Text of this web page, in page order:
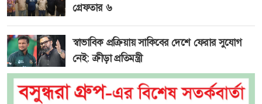
গ্রেফতার ৬
স্বাভাবিক প্রক্রিয়ায় সাকিবের দেশে ফেরার সুযোগ
নেই: ক্রীড়া প্রতিমন্ত্রী